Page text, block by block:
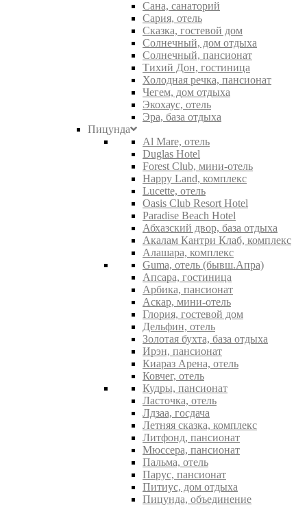
Сана, санаторий
Сария, отель
Сказка, гостевой дом
Солнечный, дом отдыха
Солнечный, пансионат
Тихий Дон, гостиница
Холодная речка, пансионат
Чегем, дом отдыха
Экохаус, отель
Эра, база отдыха
Пицунда
Al Mare, отель
Duglas Hotel
Forest Club, мини-отель
Happy Land, комплекс
Lucette, отель
Oasis Club Resort Hotel
Paradise Beach Hotel
Абхазский двор, база отдыха
Акалам Кантри Клаб, комплекс
Алашара, комплекс
Guma, отель (бывш.Апра)
Апсара, гостиница
Арбика, пансионат
Аскар, мини-отель
Глория, гостевой дом
Дельфин, отель
Золотая бухта, база отдыха
Ирэн, пансионат
Киараз Арена, отель
Ковчег, отель
Кудры, пансионат
Ласточка, отель
Лдзаа, госдача
Летняя сказка, комплекс
Литфонд, пансионат
Мюссера, пансионат
Пальма, отель
Парус, пансионат
Питиус, дом отдыха
Пицунда, объединение